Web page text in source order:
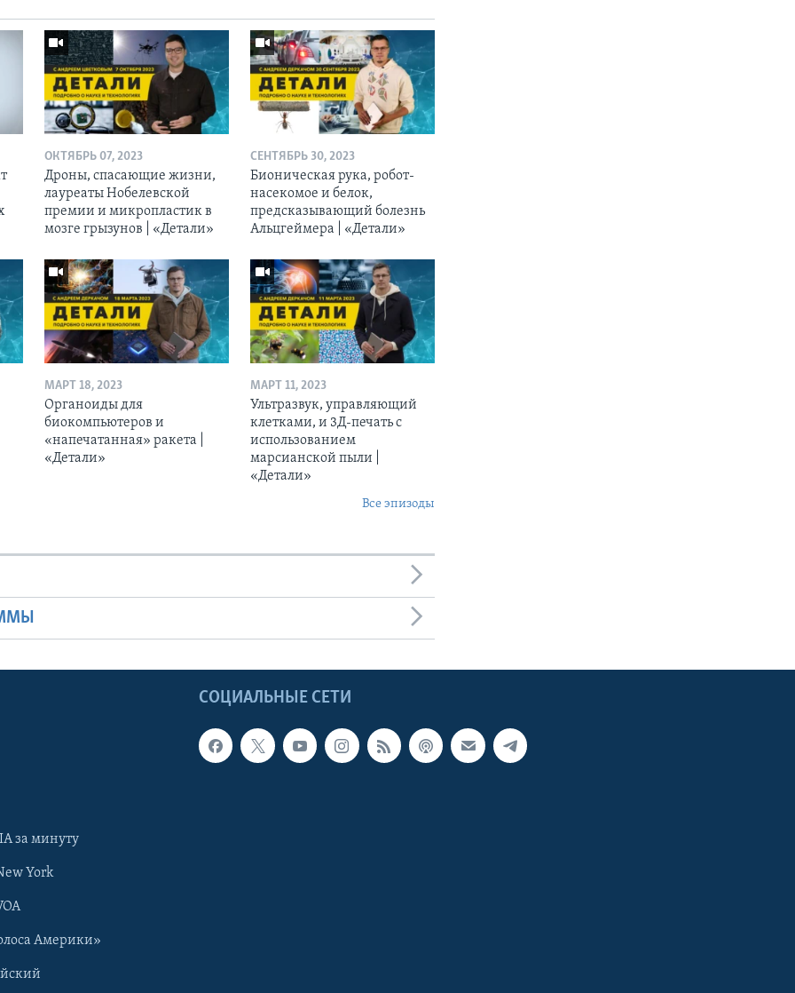
ОКТЯБРЬ 07, 2023
Дроны, спасающие жизни,
лауреаты Нобелевской
премии и микропластик в
мозге грызунов | «Детали»
СЕНТЯБРЬ 30, 2023
Бионическая рука, робот-
насекомое и белок,
предсказывающий болезнь
Альцгеймера | «Детали»
МАРТ 18, 2023
Органоиды для
биокомпьютеров и
«напечатанная» ракета |
«Детали»
МАРТ 11, 2023
Ультразвук, управляющий
клетками, и 3Д-печать c
использованием
марсианской пыли |
«Детали»
Все эпизоды
СОЦИАЛЬНЫЕ СЕТИ
за минуту
York
Америки»